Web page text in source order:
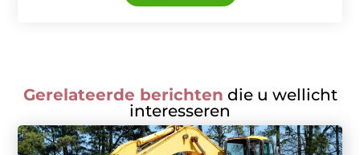
Gerelateerde berichten die u wellicht
interesseren